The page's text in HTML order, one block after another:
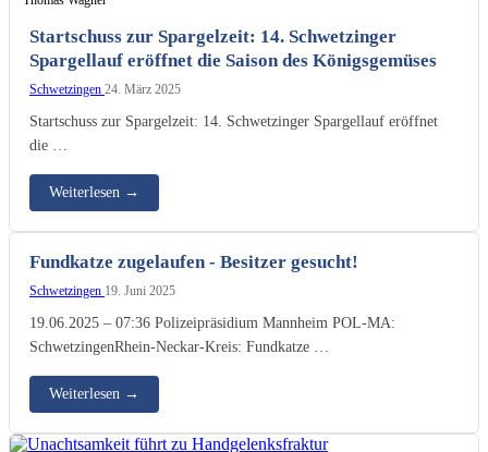
Startschuss zur Spargelzeit: 14. Schwetzinger
Spargellauf eröffnet die Saison des Königsgemüses
Schwetzingen 24. März 2025
Startschuss zur Spargelzeit: 14. Schwetzinger Spargellauf eröffnet
die …
Weiterlesen →
Fundkatze zugelaufen - Besitzer gesucht!
Schwetzingen 19. Juni 2025
19.06.2025 – 07:36 Polizeipräsidium Mannheim POL-MA:
SchwetzingenRhein-Neckar-Kreis: Fundkatze …
Weiterlesen →